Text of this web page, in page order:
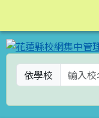
依學校